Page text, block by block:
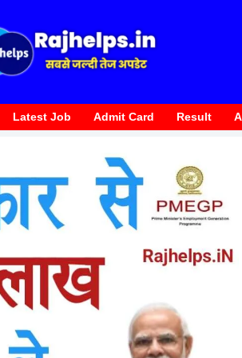
Latest Job Admit Card Result